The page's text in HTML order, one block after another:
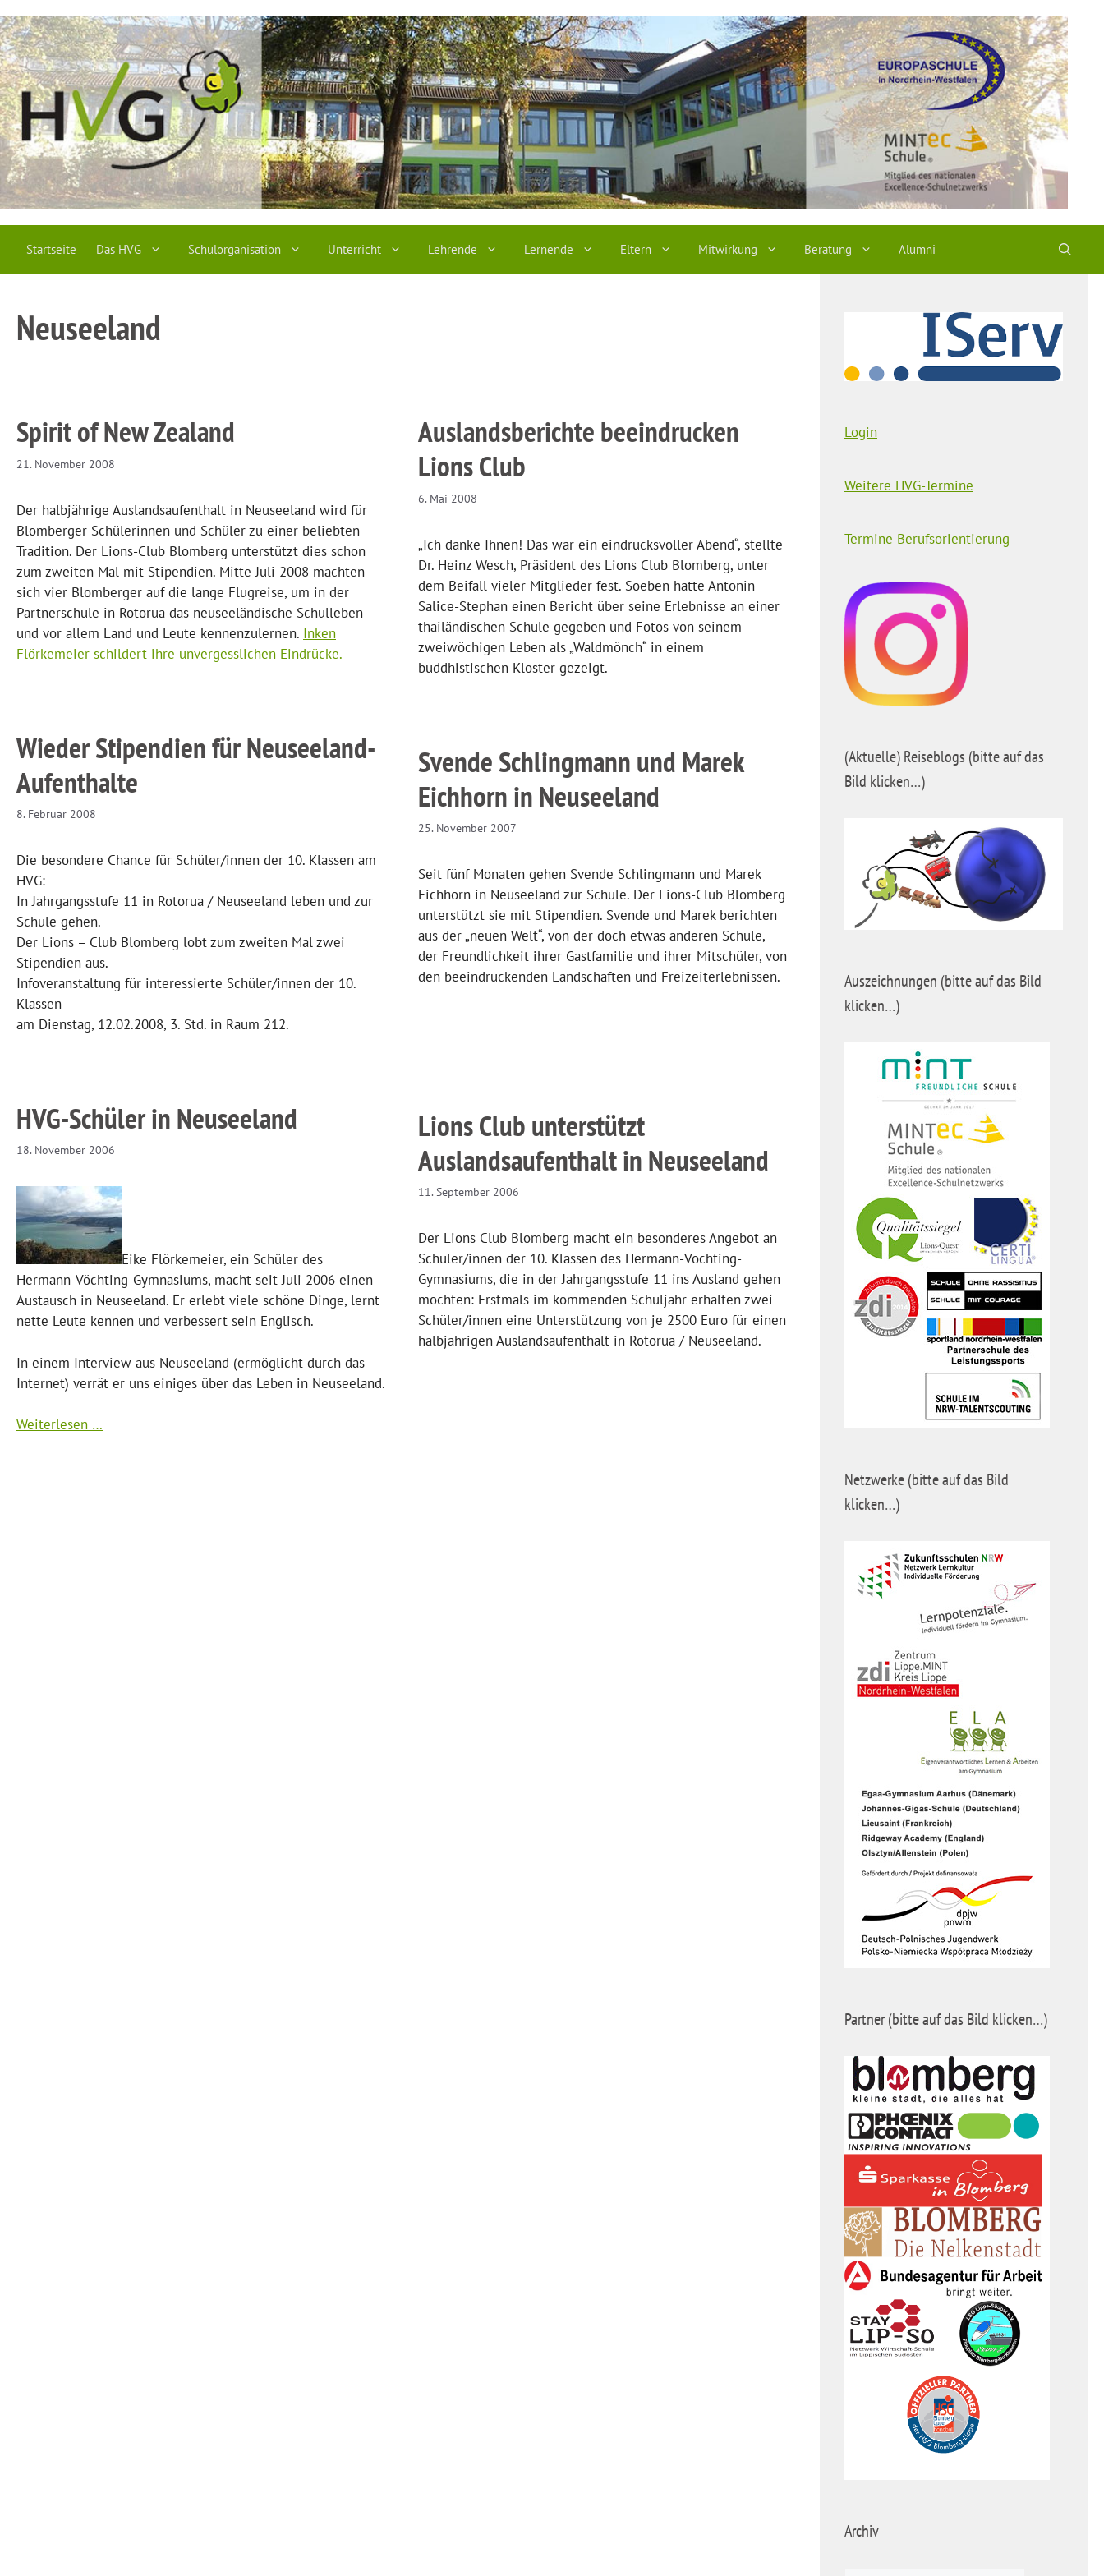
Inhalt
springen
Startseite Das HVG Schulorganisation Unterricht Lehrende Lernende Eltern Mitwirkung Beratung Alumni
Neuseeland
Spirit of New Zealand
21. November 2008
Der halbjährige Auslandsaufenthalt in Neuseeland wird für
Blomberger Schülerinnen und Schüler zu einer beliebten
Tradition. Der Lions-Club Blomberg unterstützt dies schon
zum zweiten Mal mit Stipendien. Mitte Juli 2008 machten
sich vier Blomberger auf die lange Flugreise, um in der
Partnerschule in Rotorua das neuseeländische Schulleben
und vor allem Land und Leute kennenzulernen. Inken
Flörkemeier schildert ihre unvergesslichen Eindrücke.
Auslandsberichte beeindrucken
Lions Club
6. Mai 2008
„Ich danke Ihnen! Das war ein eindrucksvoller Abend“, stellte
Dr. Heinz Wesch, Präsident des Lions Club Blomberg, unter
dem Beifall vieler Mitglieder fest. Soeben hatte Antonin
Salice-Stephan einen Bericht über seine Erlebnisse an einer
thailändischen Schule gegeben und Fotos von seinem
zweiwöchigen Leben als „Waldmönch“ in einem
buddhistischen Kloster gezeigt.
Wieder Stipendien für Neuseeland-
Aufenthalte
8. Februar 2008
Die besondere Chance für Schüler/innen der 10. Klassen am
HVG:
In Jahrgangsstufe 11 in Rotorua / Neuseeland leben und zur
Schule gehen.
Der Lions – Club Blomberg lobt zum zweiten Mal zwei
Stipendien aus.
Infoveranstaltung für interessierte Schüler/innen der 10.
Klassen
am Dienstag, 12.02.2008, 3. Std. in Raum 212.
Svende Schlingmann und Marek
Eichhorn in Neuseeland
25. November 2007
Seit fünf Monaten gehen Svende Schlingmann und Marek
Eichhorn in Neuseeland zur Schule. Der Lions-Club Blomberg
unterstützt sie mit Stipendien. Svende und Marek berichten
aus der „neuen Welt“, von der doch etwas anderen Schule,
der Freundlichkeit ihrer Gastfamilie und ihrer Mitschüler, von
den beeindruckenden Landschaften und Freizeiterlebnissen.
HVG-Schüler in Neuseeland
18. November 2006
Eike Flörkemeier, ein Schüler des
Hermann-Vöchting-Gymnasiums, macht seit Juli 2006 einen
Austausch in Neuseeland. Er erlebt viele schöne Dinge, lernt
nette Leute kennen und verbessert sein Englisch.
In einem Interview aus Neuseeland (ermöglicht durch das
Internet) verrät er uns einiges über das Leben in Neuseeland.
Weiterlesen …
Lions Club unterstützt
Auslandsaufenthalt in Neuseeland
11. September 2006
Der Lions Club Blomberg macht ein besonderes Angebot an
Schüler/innen der 10. Klassen des Hermann-Vöchting-
Gymnasiums, die in der Jahrgangsstufe 11 ins Ausland gehen
möchten: Erstmals im kommenden Schuljahr erhalten zwei
Schüler/innen eine Unterstützung von je 2500 Euro für einen
halbjährigen Auslandsaufenthalt in Rotorua / Neuseeland.
Login
Weitere HVG-Termine
Termine Berufsorientierung
(Aktuelle) Reiseblogs (bitte auf das
Bild klicken…)
Auszeichnungen (bitte auf das Bild
klicken…)
Netzwerke (bitte auf das Bild
klicken…)
Partner (bitte auf das Bild klicken…)
Archiv